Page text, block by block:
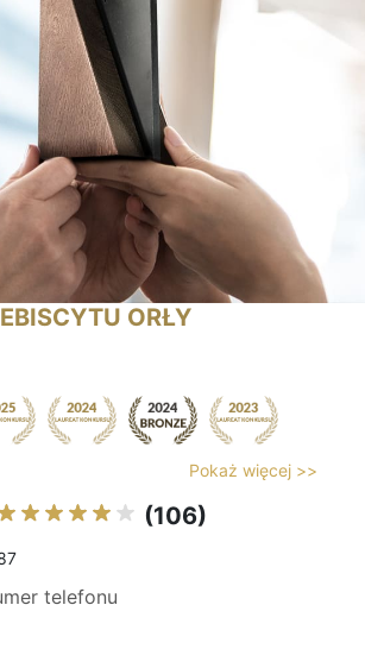
ORŁY
Pokaż więcej >>
(106)
telefonu